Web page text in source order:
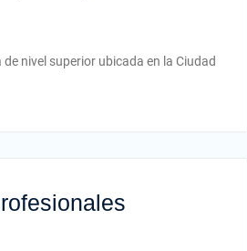
nivel superior ubicada en la Ciudad